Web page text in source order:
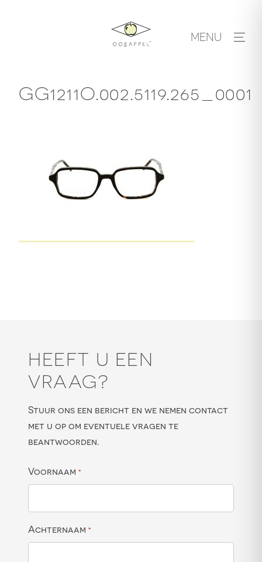
MENU
GG1211O.002.5119.265_0001
HEEFT U EEN
VRAAG?
Stuur ons een bericht en we nemen contact
met u op om eventuele vragen te
beantwoorden.
Voornaam *
Achternaam *